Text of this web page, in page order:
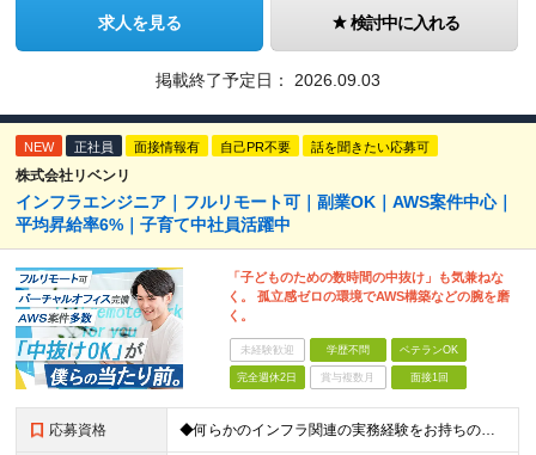
求人を見る 検討中に入れる
掲載終了予定日： 2026.09.03
NEW 正社員 面接情報有 自己PR不要 話を聞きたい応募可
株式会社リベンリ
インフラエンジニア｜フルリモート可｜副業OK｜AWS案件中心｜
平均昇給率6%｜子育て中社員活躍中
「子どものための数時間の中抜け」も気兼ねな
く。 孤立感ゼロの環境でAWS構築などの腕を磨
く。
未経験歓迎 学歴不問 ベテランOK
完全週休2日 賞与複数月 面接1回
応募資格 ◆何らかのインフラ関連の実務経験をお持ちの方 ◆学歴不問 ＜特に歓迎する方＞ ◆Linuxサーバーの構築・運用経験（3年以上） ◆パブリッククラウド（AWS / Azure / GCPいずれか）を用